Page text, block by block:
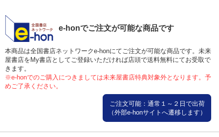
e-honでご注文が可能な商品です
本商品は全国書店ネットワークe-honにてご注文が可能な商品です。未来
屋書店をMy書店としてご登録いただければ店頭で送料無料にてお受取で
きます。
※e-honでのご購入につきましては未来屋書店特典対象外となります。予
めご了承ください。
ご注文可能：通常１～２日で出荷
（外部e-honサイトへ遷移します）